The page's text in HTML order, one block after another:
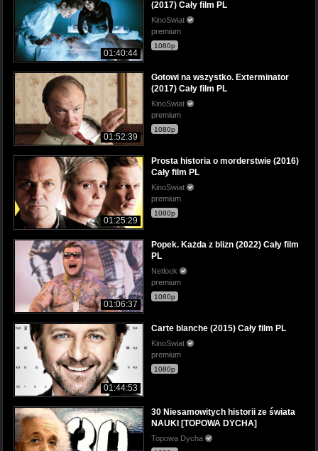
01:40:44
(2017) Cały film PL
KinoSwiat
premium
1080p
01:52:39
Gotowi na wszystko. Exterminator
(2017) Cały film PL
KinoSwiat
premium
1080p
01:25:29
Prosta historia o morderstwie (2016)
Cały film PL
KinoSwiat
premium
1080p
01:06:37
Popek. Każda z blizn (2022) Cały film
PL
Netlook
premium
1080p
01:44:53
Carte blanche (2015) Cały film PL
KinoSwiat
premium
1080p
30 Niesamowitych historii ze świata
NAUKI [TOPOWA DYCHA]
Topowa Dycha